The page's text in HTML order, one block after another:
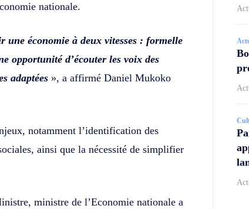
nationale.
une économie à deux vitesses : formelle
opportunité d’écouter les voix des
adaptées », a affirmé Daniel Mukoko
notamment l’identification des
ainsi que la nécessité de simplifier
ministre de l’Economie nationale a